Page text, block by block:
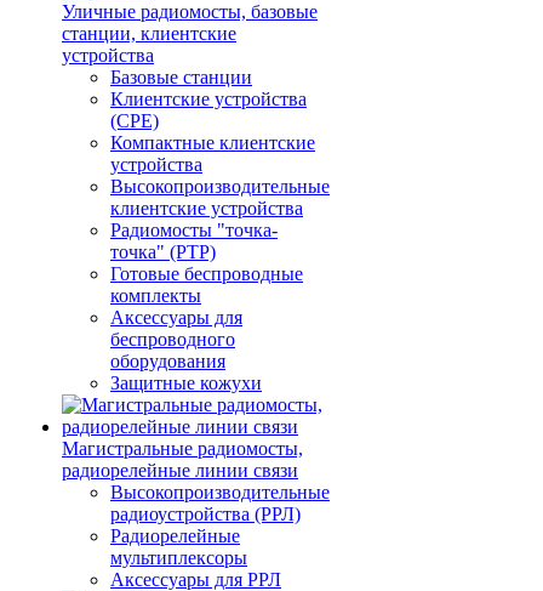
Уличные радиомосты, базовые
станции, клиентские
устройства
Базовые станции
Клиентские устройства
(CPE)
Компактные клиентские
устройства
Высокопроизводительные
клиентские устройства
Радиомосты "точка-
точка" (PTP)
Готовые беспроводные
комплекты
Аксессуары для
беспроводного
оборудования
Защитные кожухи
Магистральные радиомосты,
радиорелейные линии связи
Высокопроизводительные
радиоустройства (РРЛ)
Радиорелейные
мультиплексоры
Аксессуары для РРЛ